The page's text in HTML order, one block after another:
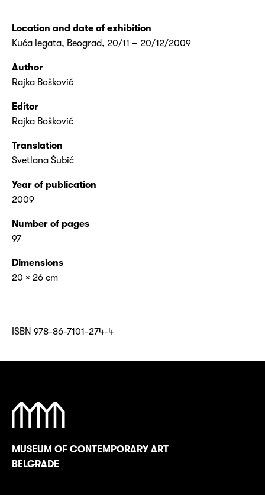
Location and date of exhibition
Kuća legata, Beograd, 20/11 – 20/12/2009
Author
Rajka Bošković
Editor
Rajka Bošković
Translation
Svetlana Šubić
Year of publication
2009
Number of pages
97
Dimensions
20 × 26 cm
ISBN 978-86-7101-274-4
MUSEUM OF CONTEMPORARY ART
BELGRADE